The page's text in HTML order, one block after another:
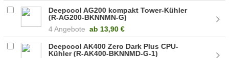
Deepcool AG200 kompakt Tower-Kühler
(R-AG200-BKNNMN-G)
4 Angebote ab 13,90 €
Deepcool AK400 Zero Dark Plus CPU-
Kühler (R-AK400-BKNNMD-G-1)